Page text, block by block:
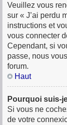
Veuillez vous
sur « J’ai perdu
instructions et
vous connecter
Cependant, si
passe, nous
forum.
Haut
Pourquoi suis-
Si vous ne
de votre